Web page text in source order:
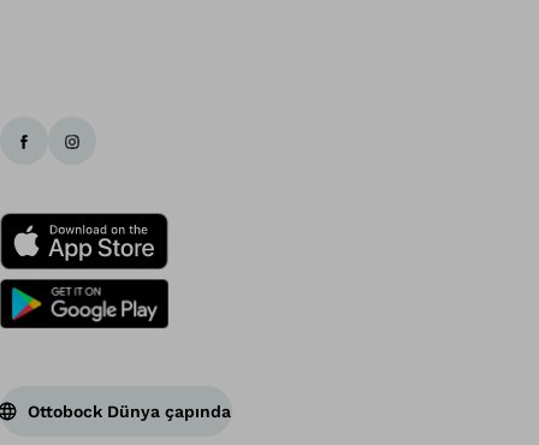
Ottobock Dünya çapında